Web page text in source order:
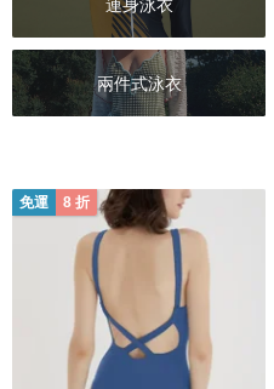
兩件式泳衣
免運 8 折